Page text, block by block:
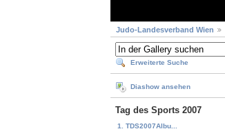
Judo-Landesverband Wien
Erweiterte Suche
Diashow ansehen
Tag des Sports 2007
1. TDS2007Albu...